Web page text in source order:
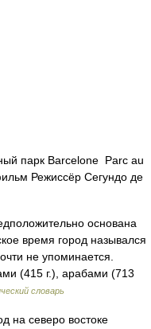
парк Barcelone Parc au
Режиссёр Сегундо де
основана
время город назывался
не упоминается.
(415 г.), арабами (713
словарь
северо востоке